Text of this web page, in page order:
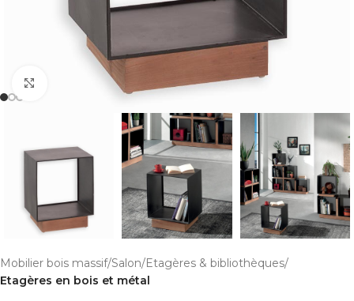
Cliquer pour agrandir
Mobilier bois massif Salon Etagères & bibliothèques
Etagères en bois et métal